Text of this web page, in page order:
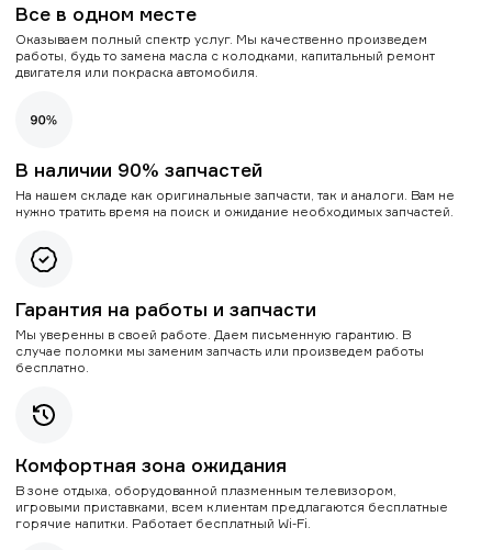
Все в одном месте
Оказываем полный спектр услуг. Мы качественно произведем
работы, будь то замена масла с колодками, капитальный ремонт
двигателя или покраска автомобиля.
В наличии 90% запчастей
На нашем складе как оригинальные запчасти, так и аналоги. Вам не
нужно тратить время на поиск и ожидание необходимых запчастей.
Гарантия на работы и запчасти
Мы уверенны в своей работе. Даем письменную гарантию. В
случае поломки мы заменим запчасть или произведем работы
бесплатно.
Комфортная зона ожидания
В зоне отдыха, оборудованной плазменным телевизором,
игровыми приставками, всем клиентам предлагаются бесплатные
горячие напитки. Работает бесплатный Wi-Fi.